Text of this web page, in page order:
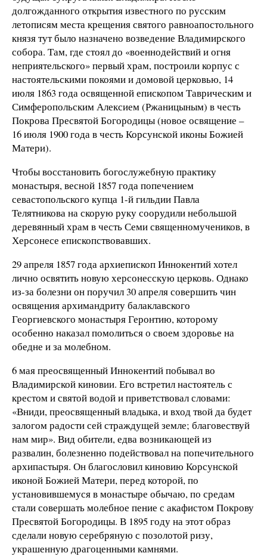
долгожданного открытия известного по русским
летописям места крещения святого равноапостольного
князя тут было назначено возведение Владимирского
собора. Там, где стоял до «военнодействий и огня
неприятельского» первый храм, построили корпус с
настоятельскими покоями и домовой церковью, 14
июля 1863 года освященной епископом Таврическим и
Симферопольским Алексием (Ржаницыным) в честь
Покрова Пресвятой Богородицы (новое освящение –
16 июля 1900 года в честь Корсунской иконы Божией
Матери).
Чтобы восстановить богослужебную практику
монастыря, весной 1857 года попечением
севастопольского купца 1-й гильдии Павла
Телятникова на скорую руку соорудили небольшой
деревянный храм в честь Семи священномучеников, в
Херсонесе епископствовавших.
29 апреля 1857 года архиепископ Иннокентий хотел
лично освятить новую херсонесскую церковь. Однако
из-за болезни он поручил 30 апреля совершить чин
освящения архимандриту балаклавского
Георгиевского монастыря Геронтию, которому
особенно наказал помолиться о своем здоровье на
обедне и за молебном.
6 мая преосвященный Иннокентий побывал во
Владимирской киновии. Его встретил настоятель с
крестом и святой водой и приветствовал словами:
«Вниди, преосвященный владыка, и вход твой да будет
залогом радости сей страждущей земле; благовествуй
нам мир». Вид обители, едва возникающей из
развалин, болезненно подействовал на попечительного
архипастыря. Он благословил киновию Корсунской
иконой Божией Матери, перед которой, по
установившемуся в монастыре обычаю, по средам
стали совершать молебное пение с акафистом Покрову
Пресвятой Богородицы. В 1895 году на этот образ
сделали новую серебряную с позолотой ризу,
украшенную драгоценными камнями.